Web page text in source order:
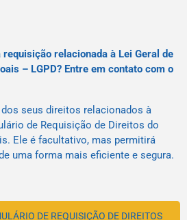
relacionada à Lei Geral de
– LGPD? Entre em contato com o
seus direitos relacionados à
de Requisição de Direitos do
Ele é facultativo, mas permitirá
uma forma mais eficiente e segura.
DE REQUISIÇÃO DE DIREITOS